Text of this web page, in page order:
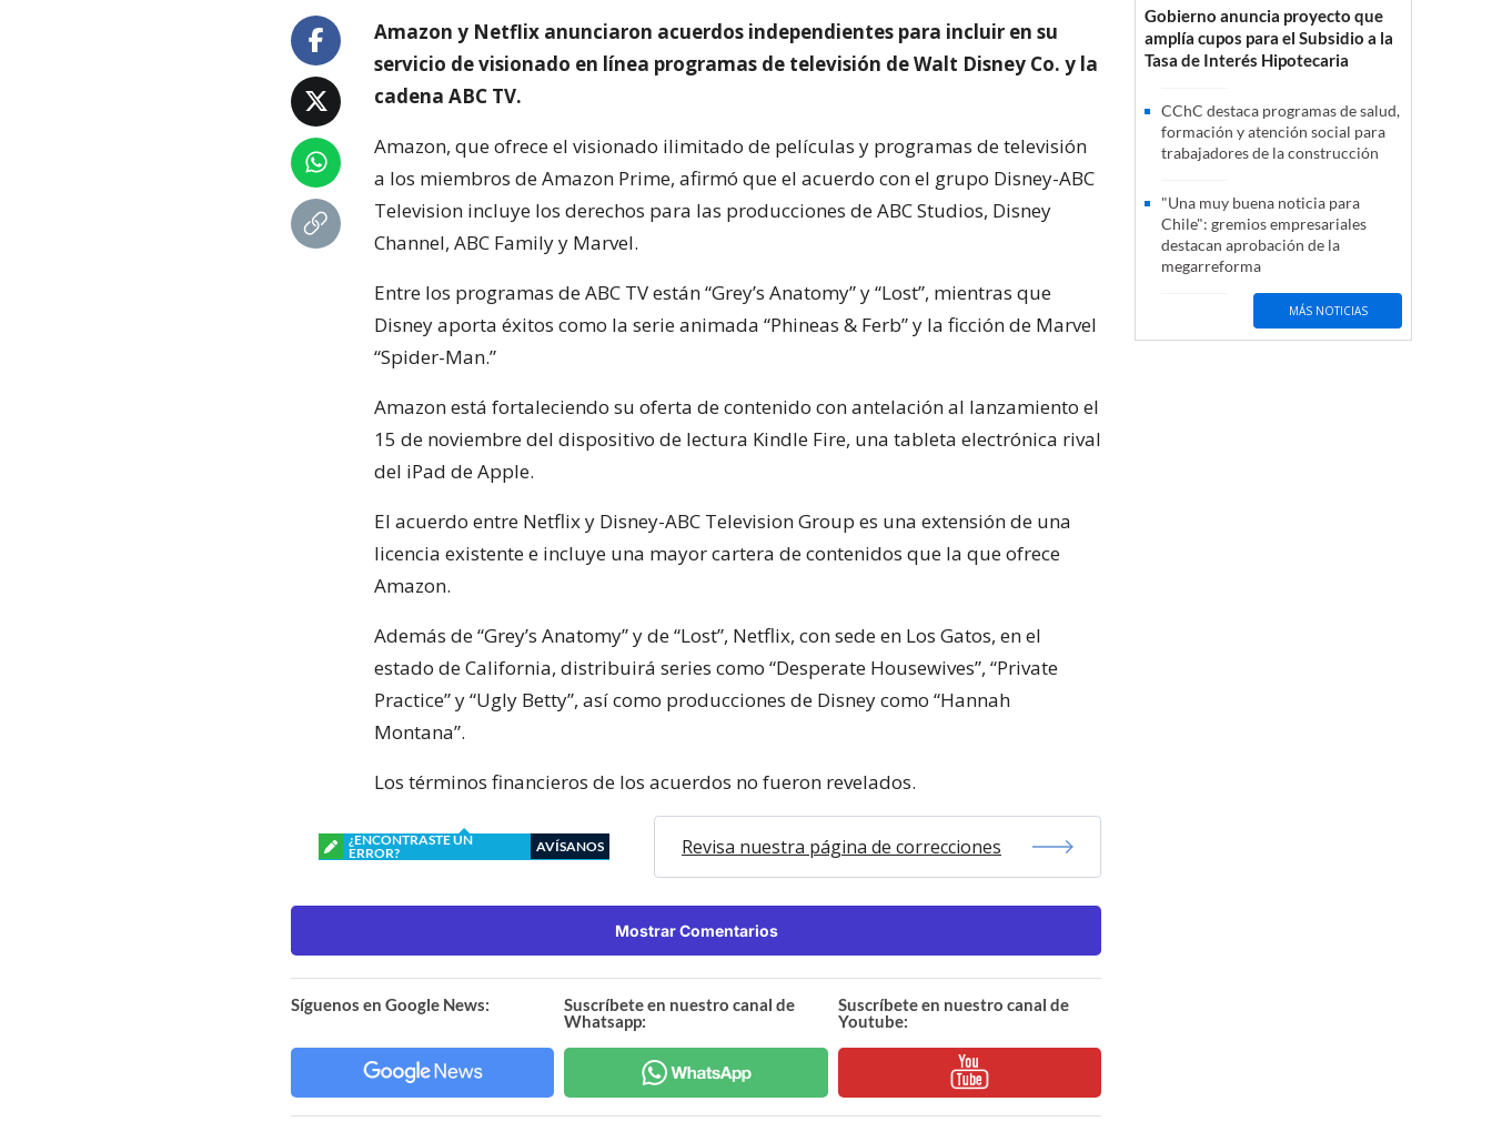
Amazon y Netflix anunciaron acuerdos independientes para incluir en su
servicio de visionado en línea programas de televisión de Walt Disney Co. y la
cadena ABC TV.
Amazon, que ofrece el visionado ilimitado de películas y programas de televisión
a los miembros de Amazon Prime, afirmó que el acuerdo con el grupo Disney-ABC
Television incluye los derechos para las producciones de ABC Studios, Disney
Channel, ABC Family y Marvel.
Entre los programas de ABC TV están “Grey’s Anatomy” y “Lost”, mientras que
Disney aporta éxitos como la serie animada “Phineas & Ferb” y la ficción de Marvel
“Spider-Man.”
Amazon está fortaleciendo su oferta de contenido con antelación al lanzamiento el
15 de noviembre del dispositivo de lectura Kindle Fire, una tableta electrónica rival
del iPad de Apple.
El acuerdo entre Netflix y Disney-ABC Television Group es una extensión de una
licencia existente e incluye una mayor cartera de contenidos que la que ofrece
Amazon.
Además de “Grey’s Anatomy” y de “Lost”, Netflix, con sede en Los Gatos, en el
estado de California, distribuirá series como “Desperate Housewives”, “Private
Practice” y “Ugly Betty”, así como producciones de Disney como “Hannah
Montana”.
Los términos financieros de los acuerdos no fueron revelados.
¿ENCONTRASTE UN
ERROR?
AVÍSANOS Revisa nuestra página de correcciones
Mostrar Comentarios
Síguenos en Google News:
Suscríbete en nuestro canal de
Whatsapp:
Suscríbete en nuestro canal de
Youtube:
Gobierno anuncia proyecto que
amplía cupos para el Subsidio a la
Tasa de Interés Hipotecaria
CChC destaca programas de salud,
formación y atención social para
trabajadores de la construcción
"Una muy buena noticia para
Chile": gremios empresariales
destacan aprobación de la
megarreforma
MÁS NOTICIAS